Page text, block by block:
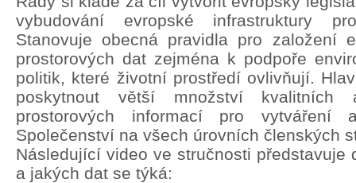
vybudování evropské infrastruktury
Stanovuje obecná pravidla pro založení
prostorových dat zejména k podpoře
politik, které životní prostředí ovlivňují.
poskytnout větší množství kvalitních
prostorových informací pro vytváření
Společenství na všech úrovních členských
Následující video ve stručnosti představuje
a jakých dat se týká: